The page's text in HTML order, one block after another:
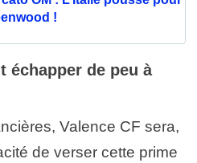
!
échapper de peu à
Valence CF sera,
de verser cette prime